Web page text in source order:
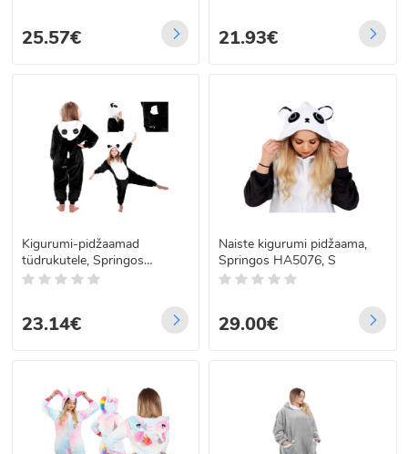
25.57€ 21.93€
Kigurumi-pidžaamad
tüdrukutele, Springos
HA5067, 110–120 cm
23.14€
Naiste kigurumi pidžaama,
Springos HA5076, S
29.00€